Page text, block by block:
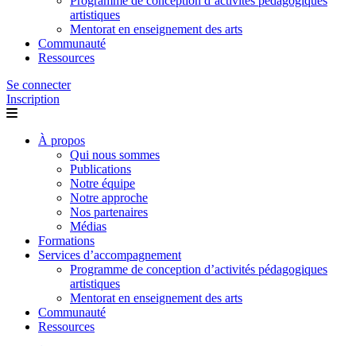
artistiques
Mentorat en enseignement des arts
Communauté
Ressources
Se connecter
Inscription
À propos
Qui nous sommes
Publications
Notre équipe
Notre approche
Nos partenaires
Médias
Formations
Services d’accompagnement
Programme de conception d’activités pédagogiques
artistiques
Mentorat en enseignement des arts
Communauté
Ressources